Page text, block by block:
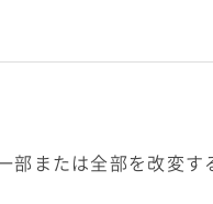
または全部を改変す